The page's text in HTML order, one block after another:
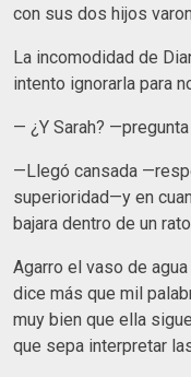
con sus dos hijos
La incomodidad de
intento ignorarla para
— ¿Y Sarah? —pregunta
—Llegó cansada
superioridad—y en
bajara dentro de un
Agarro el vaso de
dice más que mil
muy bien que ella
que sepa interpretar